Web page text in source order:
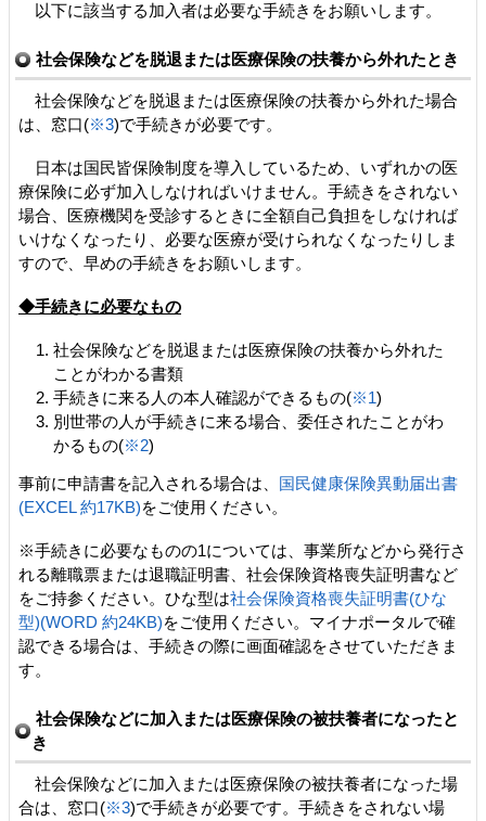
以下に該当する加入者は必要な手続きをお願いします。
社会保険などを脱退または医療保険の扶養から外れたとき
社会保険などを脱退または医療保険の扶養から外れた場合
は、窓口(※3)で手続きが必要です。
日本は国民皆保険制度を導入しているため、いずれかの医
療保険に必ず加入しなければいけません。手続きをされない
場合、医療機関を受診するときに全額自己負担をしなければ
いけなくなったり、必要な医療が受けられなくなったりしま
すので、早めの手続きをお願いします。
◆手続きに必要なもの
社会保険などを脱退または医療保険の扶養から外れた
ことがわかる書類
手続きに来る人の本人確認ができるもの(※1)
別世帯の人が手続きに来る場合、委任されたことがわ
かるもの(※2)
事前に申請書を記入される場合は、 国民健康保険異動届出書
(EXCEL 約17KB)をご使用ください。
※手続きに必要なものの1については、事業所などから発行さ
れる離職票または退職証明書、社会保険資格喪失証明書など
をご持参ください。ひな型は社会保険資格喪失証明書(ひな
型)(WORD 約24KB)をご使用ください。マイナポータルで確
認できる場合は、手続きの際に画面確認をさせていただきま
す。
社会保険などに加入または医療保険の被扶養者になったと
き
社会保険などに加入または医療保険の被扶養者になった場
合は、窓口(※3)で手続きが必要です。手続きをされない場